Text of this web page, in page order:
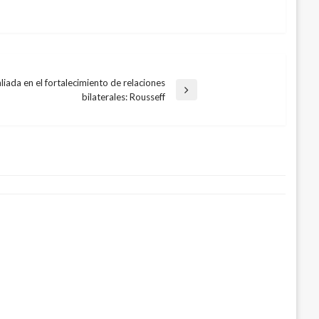
en el fortalecimiento de relaciones
bilaterales: Rousseff